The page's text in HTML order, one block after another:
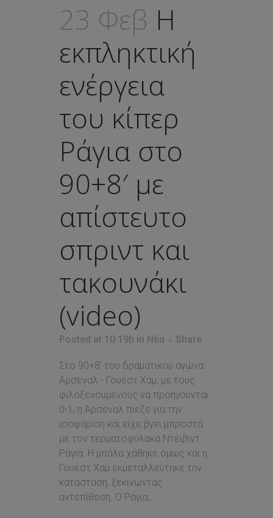
23 Φεβ Η
εκπληκτική
ενέργεια
του κίπερ
Ράγια στο
90+8′ με
απίστευτο
σπριντ και
τακουνάκι
(video)
Posted at 10:19h in Νέα Share
Στο 90+8' του δραματικού αγώνα
Άρσεναλ - Γουέστ Χαμ, με τους
φιλοξενούμενους να προηγούνται
0-1, η Άρσεναλ πίεζε για την
ισοφάριση και είχε βγει μπροστά
με τον τερματοφύλακα Ντέιβιντ
Ράγια. Η μπάλα χάθηκε όμως και η
Γουέστ Χαμ εκμεταλλεύτηκε την
κατάσταση, ξεκινώντας
αντεπίθεση. Ο Ράγια,...